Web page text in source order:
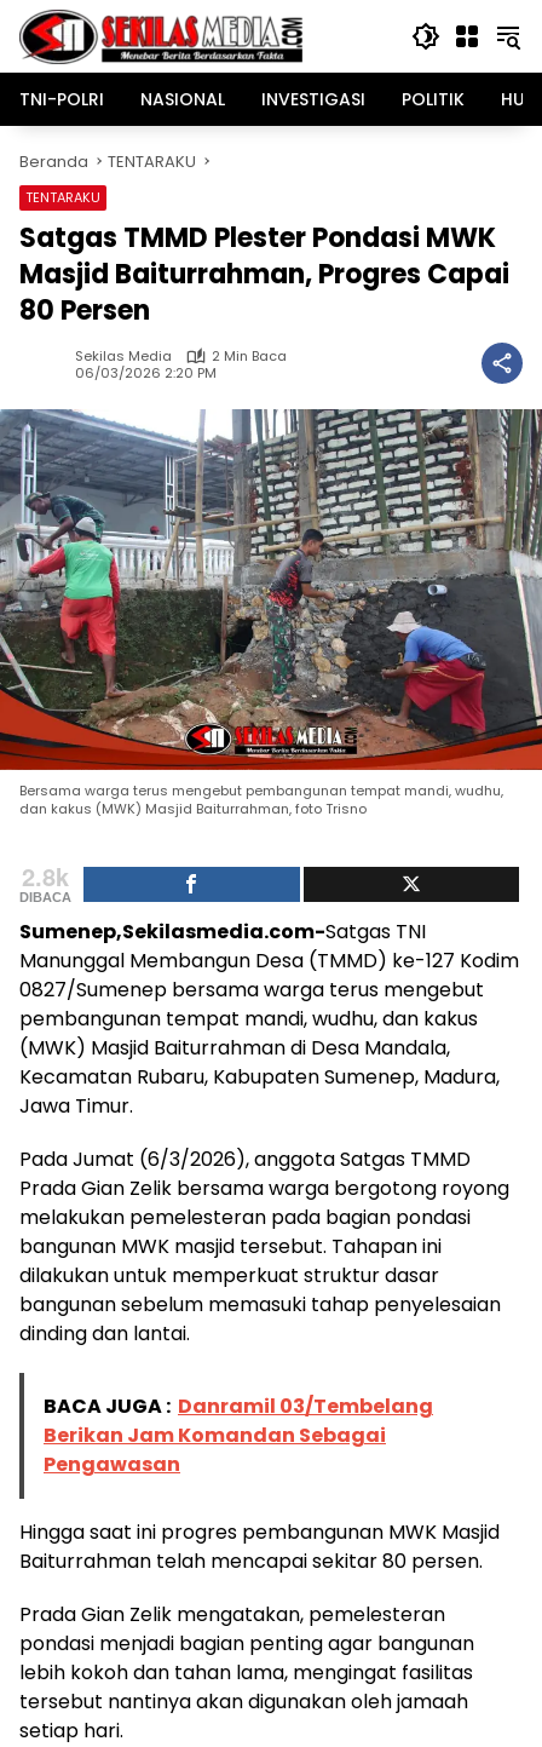
Langsung
konten
TNI-POLRI
NASIONAL INVESTIGASI POLITIK
Beranda TENTARAKU
TENTARAKU
Satgas TMMD Plester Pondasi MWK
Masjid Baiturrahman, Progres Capai
80 Persen
Sekilas Media
2 Min Baca
06/03/2026 2:20 PM
Bersama warga terus mengebut pembangunan tempat mandi, wudhu,
dan kakus (MWK) Masjid Baiturrahman, foto Trisno
2.8k
DIBACA
Sumenep,Sekilasmedia.com-Satgas TNI
Manunggal Membangun Desa (TMMD) ke-127 Kodim
0827/Sumenep bersama warga terus mengebut
pembangunan tempat mandi, wudhu, dan kakus
(MWK) Masjid Baiturrahman di Desa Mandala,
Kecamatan Rubaru, Kabupaten Sumenep, Madura,
Jawa Timur.
Pada Jumat (6/3/2026), anggota Satgas TMMD
Prada Gian Zelik bersama warga bergotong royong
melakukan pemelesteran pada bagian pondasi
bangunan MWK masjid tersebut. Tahapan ini
dilakukan untuk memperkuat struktur dasar
bangunan sebelum memasuki tahap penyelesaian
dinding dan lantai.
BACA JUGA : Danramil 03/Tembelang
Berikan Jam Komandan Sebagai
Pengawasan
Hingga saat ini progres pembangunan MWK Masjid
Baiturrahman telah mencapai sekitar 80 persen.
Prada Gian Zelik mengatakan, pemelesteran
pondasi menjadi bagian penting agar bangunan
lebih kokoh dan tahan lama, mengingat fasilitas
tersebut nantinya akan digunakan oleh jamaah
setiap hari.